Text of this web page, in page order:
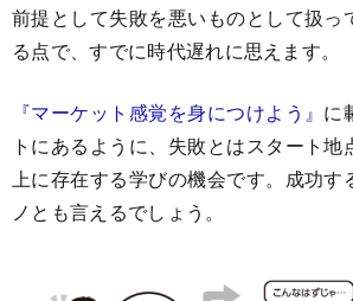
前提として失敗を悪いものとして扱っ
る点で、すでに時代遅れに思えます。
『マーケット感覚を身につけよう』 に
トにあるように、失敗とはスタート
上に存在する学びの機会です。成功す
ノとも言えるでしょう。